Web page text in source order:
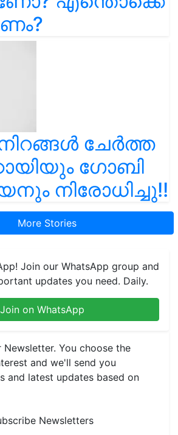
ചേർത്ത
ഗോബി
നിരോധിച്ചു!!
More Stories
Join our WhatsApp group and
updates you need. Daily.
Join on WhatsApp
You choose the
and we'll send you
and latest updates based on
Newsletters